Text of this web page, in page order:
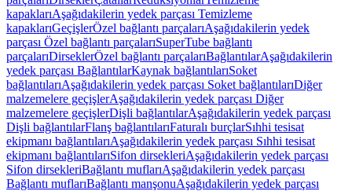
kapaklarıAşağıdakilerin yedek parçası Temizleme
kapaklarıGeçişlerÖzel bağlantı parçalarıAşağıdakilerin yedek
parçası Özel bağlantı parçalarıSuperTube bağlantı
parçalarıDirseklerÖzel bağlantı parçalarıBağlantılarAşağıdakilerin
yedek parçası BağlantılarKaynak bağlantılarıSoket
bağlantılarıAşağıdakilerin yedek parçası Soket bağlantılarıDiğer
malzemelere geçişlerAşağıdakilerin yedek parçası Diğer
malzemelere geçişlerDişli bağlantılarAşağıdakilerin yedek parçası
Dişli bağlantılarFlanş bağlantılarıFaturalı burçlarSıhhi tesisat
ekipmanı bağlantılarıAşağıdakilerin yedek parçası Sıhhi tesisat
ekipmanı bağlantılarıSifon dirsekleriAşağıdakilerin yedek parçası
Sifon dirsekleriBağlantı muflarıAşağıdakilerin yedek parçası
Bağlantı muflarıBağlantı manşonuAşağıdakilerin yedek parçası